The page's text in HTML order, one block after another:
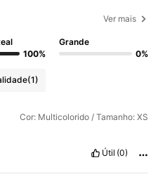
Ver mais
100%
Grande
0%
(1)
Cor: Multicolorido / Tamanho: XS
Útil (0)